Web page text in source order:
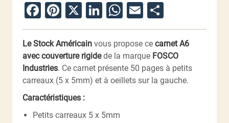
Facebook
Pinterest
X LinkedIn
WhatsApp
Email
Le Stock Américain vous propose ce carnet A6
avec couverture rigidede la marque FOSCO
Industries. Ce carnet présente 50 pages à petits
carreaux (5 x 5mm) et à oeillets sur la gauche.
Caractéristiques :
Petits carreaux 5 x 5mm